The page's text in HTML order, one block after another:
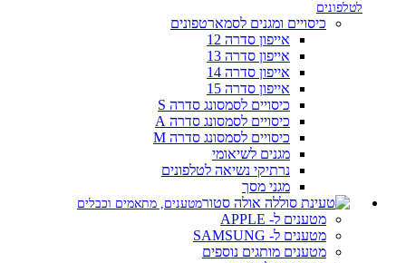
לטלפונים
כיסויים ומגנים לסמארטפונים
אייפון סדרה 12
אייפון סדרה 13
אייפון סדרה 14
אייפון סדרה 15
כיסויים לסמסונג סדרה S
כיסויים לסמסונג סדרה A
כיסויים לסמסונג סדרה M
מגנים לשיאומי
נרתיקי נשיאה לטלפונים
מגני מסך
מטענים, מתאמים וכבלים
מטענים ל- APPLE
מטענים ל- SAMSUNG
מטענים מותגים נוספים